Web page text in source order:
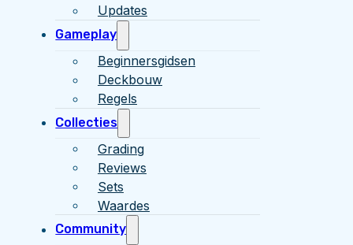
Updates
Gameplay
Beginnersgidsen
Deckbouw
Regels
Collecties
Grading
Reviews
Sets
Waardes
Community